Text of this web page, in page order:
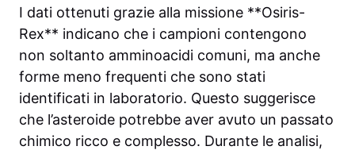
I dati ottenuti grazie alla missione **Osiris-
Rex** indicano che i campioni contengono
non soltanto amminoacidi comuni, ma anche
forme meno frequenti che sono stati
identificati in laboratorio. Questo suggerisce
che l’asteroide potrebbe aver avuto un passato
chimico ricco e complesso. Durante le analisi,